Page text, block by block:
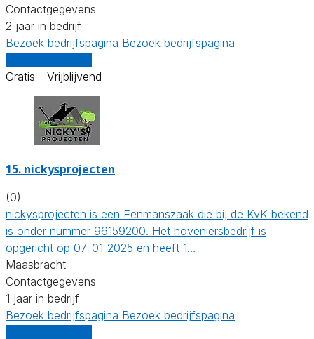
Contactgegevens
2 jaar in bedrijf
Bezoek bedrijfspagina Bezoek bedrijfspagina
Gratis - Vrijblijvend
15. nickysprojecten
(0)
nickysprojecten is een Eenmanszaak die bij de KvK bekend
is onder nummer 96159200. Het hoveniersbedrijf is
opgericht op 07-01-2025 en heeft 1…
Maasbracht
Contactgegevens
1 jaar in bedrijf
Bezoek bedrijfspagina Bezoek bedrijfspagina